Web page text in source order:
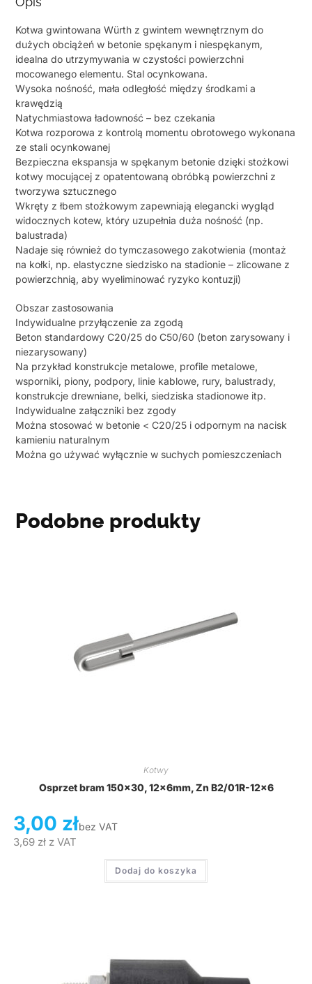
Kotwa gwintowana Würth z gwintem wewnętrznym do
dużych obciążeń w betonie spękanym i niespękanym,
idealna do utrzymywania w czystości powierzchni
mocowanego elementu. Stal ocynkowana.
Wysoka nośność, mała odległość między środkami a
krawędzią
Natychmiastowa ładowność – bez czekania
Kotwa rozporowa z kontrolą momentu obrotowego wykonana
ze stali ocynkowanej
Bezpieczna ekspansja w spękanym betonie dzięki stożkowi
kotwy mocującej z opatentowaną obróbką powierzchni z
tworzywa sztucznego
Wkręty z łbem stożkowym zapewniają elegancki wygląd
widocznych kotew, który uzupełnia duża nośność (np.
balustrada)
Nadaje się również do tymczasowego zakotwienia (montaż
na kołki, np. elastyczne siedzisko na stadionie – zlicowane z
powierzchnią, aby wyeliminować ryzyko kontuzji)
Obszar zastosowania
Indywidualne przyłączenie za zgodą
Beton standardowy C20/25 do C50/60 (beton zarysowany i
niezarysowany)
Na przykład konstrukcje metalowe, profile metalowe,
wsporniki, piony, podpory, linie kablowe, rury, balustrady,
konstrukcje drewniane, belki, siedziska stadionowe itp.
Indywidualne załączniki bez zgody
Można stosować w betonie < C20/25 i odpornym na nacisk
kamieniu naturalnym
Można go używać wyłącznie w suchych pomieszczeniach
Podobne produkty
Kotwy
Osprzet bram 150×30, 12x6mm, Zn B2/01R-12×6
3,00 złbez VAT
3,69 złz VAT
Dodaj do koszyka